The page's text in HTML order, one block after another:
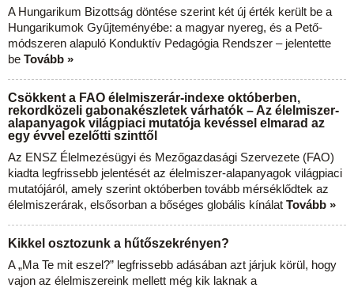
A Hungarikum Bizottság döntése szerint két új érték került be a
Hungarikumok Gyűjteményébe: a magyar nyereg, és a Pető-
módszeren alapuló Konduktív Pedagógia Rendszer – jelentette
be Tovább »
Csökkent a FAO élelmiszerár-indexe októberben,
rekordközeli gabonakészletek várhatók – Az élelmiszer-
alapanyagok világpiaci mutatója kevéssel elmarad az
egy évvel ezelőtti szinttől
Az ENSZ Élelmezésügyi és Mezőgazdasági Szervezete (FAO)
kiadta legfrissebb jelentését az élelmiszer-alapanyagok világpiaci
mutatójáról, amely szerint októberben tovább mérséklődtek az
élelmiszerárak, elsősorban a bőséges globális kínálat Tovább »
Kikkel osztozunk a hűtőszekrényen?
A „Ma Te mit eszel?” legfrissebb adásában azt járjuk körül, hogy
vajon az élelmiszereink mellett még kik laknak a